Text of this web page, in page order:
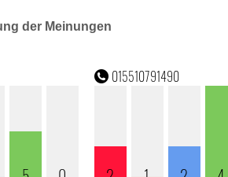
der Meinungen